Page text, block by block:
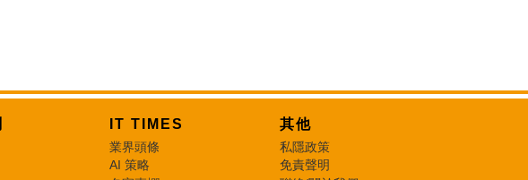
IT TIMES
業界頭條
AI 策略
其他
私隱政策
免責聲明